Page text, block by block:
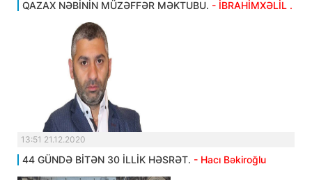
QAZAX NƏBİNİN MÜZƏFFƏR MƏKTUBU. - İBRAHİMXƏLİL .
13:51 21.12.2020
44 GÜNDƏ BİTƏN 30 İLLİK HƏSRƏT. - Hacı Bəkiroğlu